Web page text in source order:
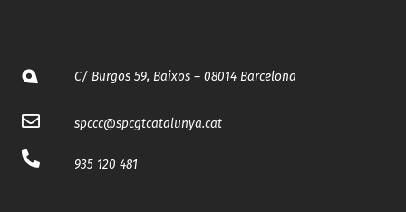
C/ Burgos 59, Baixos – 08014 Barcelona
spccc@spcgtcatalunya.cat
935 120 481